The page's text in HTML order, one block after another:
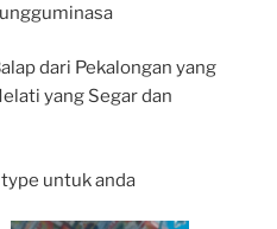
dari Pekalongan yang
yang Segar dan
untuk anda